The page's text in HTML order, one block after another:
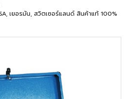
เยอรมัน, สวิตเซอร์แลนด์ สินค้าแท้ 100%